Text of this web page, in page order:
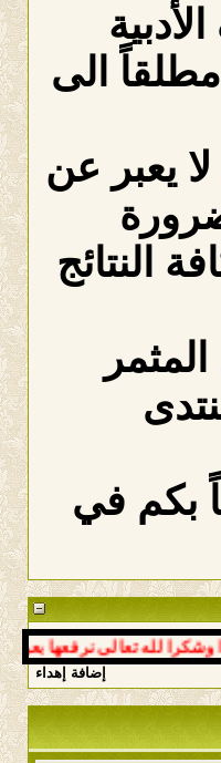
مطلقاً الى
يعبر عن
النتائج
بكم في
لله تعالى نرفعها بعودتك
إضافة إهداء